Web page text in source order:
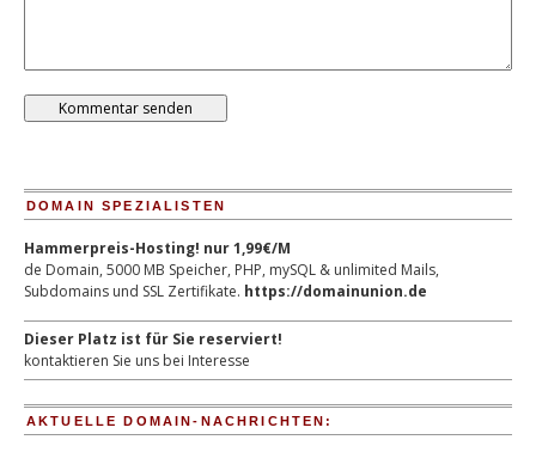
DOMAIN SPEZIALISTEN
Hammerpreis-Hosting! nur 1,99€/M
de Domain, 5000 MB Speicher, PHP, mySQL & unlimited Mails,
Subdomains und SSL Zertifikate. https://domainunion.de
Dieser Platz ist für Sie reserviert!
kontaktieren Sie uns bei Interesse
AKTUELLE DOMAIN-NACHRICHTEN: